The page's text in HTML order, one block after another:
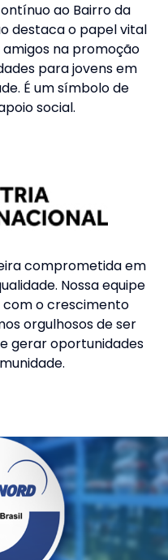
ao Bairro da
destaca o papel vital
na promoção
para jovens em
É um símbolo de
social.
comprometida em
Nossa equipe
o crescimento
orgulhosos de ser
gerar oportunidades